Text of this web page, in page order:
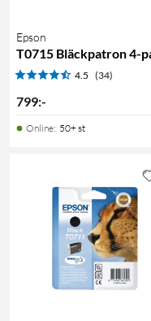
Epson
T0715 Bläckpatron 4-
4.5 (34)
799:-
Online: 50+ st